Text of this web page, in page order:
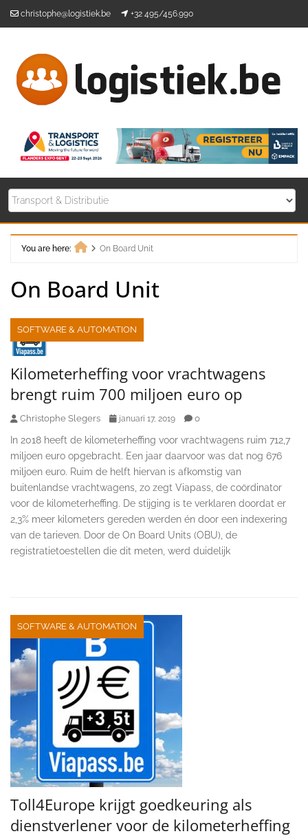
christophe@logistiek.be +32 495/456.990
You are here:
On Board Unit
On Board Unit
SOFTWARE & AUTOMATION
Kilometerheffing voor vrachtwagens
brengt ruim 700 miljoen euro op
Christophe Slegers januari 17, 2019 0
In 2018 heeft de kilometerheffing voor vrachtwagens ruim 712,7
miljoen euro opgebracht. Een jaar daarvoor was dat nog 676
miljoen euro. Ruim de helft hiervan is afkomstig van
buitenlandse vrachtwagens, zo zegt Viapass, de coördinator
voor de kilometerheffing. De stijging is te verklaren doordat er
2,3% meer kilometers gereden werden én door een indexering
van de tarieven. Door de On Board Units (OBU), de
registratietoestellen die dit meten, werd duidelijk
SOFTWARE & AUTOMATION
Toll4Europe krijgt goedkeuring als
dienstverlener voor de kilometerheffing